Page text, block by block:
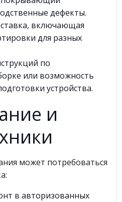
дефекты.
включающая
для разных
по
или возможность
устройства.
и
может потребоваться
в авторизованных